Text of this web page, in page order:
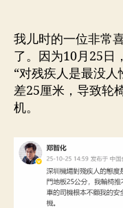
我儿时的一位非常
了。因为10月25日
“对残疾人是最没
差25厘米，导致轮
机。